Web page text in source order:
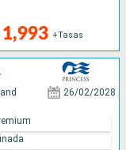
1,993 +Tasas
26/02/2028